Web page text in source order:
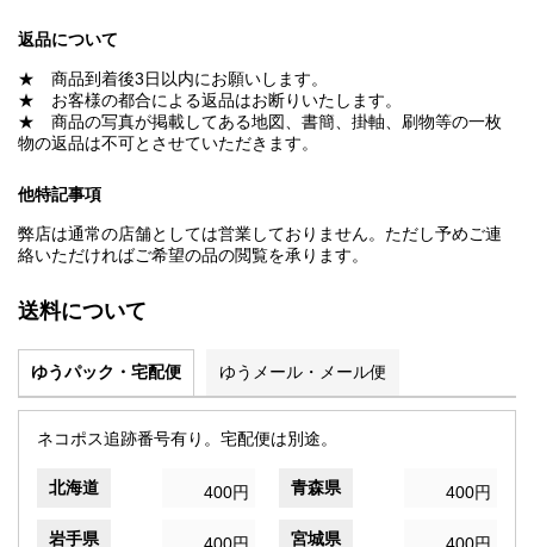
返品について
★ 商品到着後3日以内にお願いします。
★ お客様の都合による返品はお断りいたします。
★ 商品の写真が掲載してある地図、書簡、掛軸、刷物等の一枚
物の返品は不可とさせていただきます。
他特記事項
弊店は通常の店舗としては営業しておりません。ただし予めご連
絡いただければご希望の品の閲覧を承ります。
送料について
ゆうパック・宅配便 ゆうメール・メール便
ネコポス追跡番号有り。宅配便は別途。
北海道 400円 青森県 400円
岩手県 宮城県